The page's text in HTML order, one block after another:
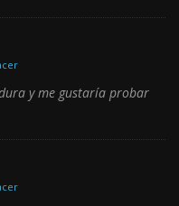
y me gustaría probar